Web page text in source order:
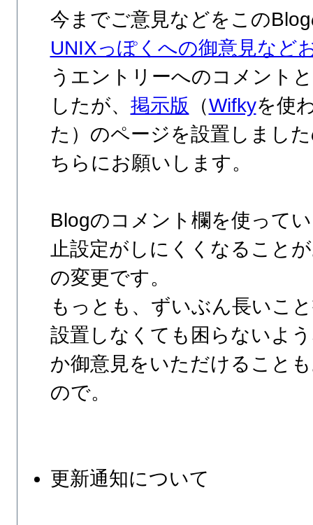
今までご意見などをこの
UNIXっぽくへの御意見など
うエントリーへのコメント
したが、 掲示版 （Wifkyを使
た）のページを設置しまし
ちらにお願いします。
Blogのコメント欄を使って
止設定がしにくくなること
の変更です。
もっとも、ずいぶん長いこ
設置しなくても困らないよ
か御意見をいただけること
ので。
更新通知について